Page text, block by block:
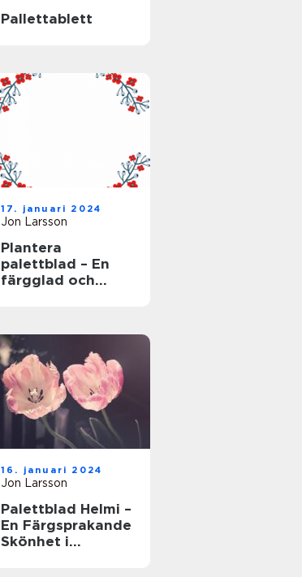
Pallettablett
17. januari 2024
Jon Larsson
Plantera
palettblad – En
färgglad och
16. januari 2024
Jon Larsson
Palettblad Helmi –
En Färgsprakande
Skönhet i